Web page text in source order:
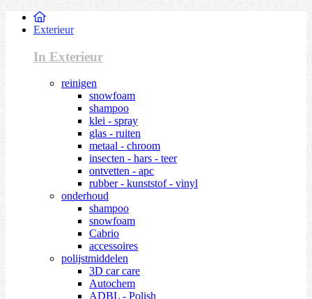
Exterieur
In Exterieur
reinigen
snowfoam
shampoo
klei - spray
glas - ruiten
metaal - chroom
insecten - hars - teer
ontvetten - apc
rubber - kunststof - vinyl
onderhoud
shampoo
snowfoam
Cabrio
accessoires
polijstmiddelen
3D car care
Autochem
ADBL - Polish